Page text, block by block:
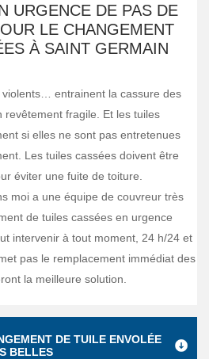
URGENCE DE PAS DE
LE CHANGEMENT
À SAINT GERMAIN
entrainent la cassure des
revêtement fragile. Et les tuiles
si elles ne sont pas entretenues
Les tuiles cassées doivent être
éviter une fuite de toiture.
moi a une équipe de couvreur très
de tuiles cassées en urgence
intervenir à tout moment, 24 h/24 et
pas le remplacement immédiat des
la meilleure solution.
DE TUILE ENVOLÉE
BELLES